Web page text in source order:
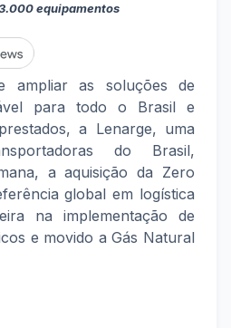
equipamentos
ampliar as soluções de
para todo o Brasil e
a Lenarge, uma
do Brasil,
a aquisição da Zero
global em logística
na implementação de
e movido a Gás Natural